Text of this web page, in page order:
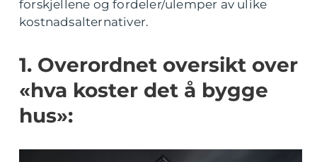
forskjellene og fordeler/ulemper av ulike
kostnadsalternativer.
1. Overordnet oversikt over
«hva koster det å bygge
hus»: